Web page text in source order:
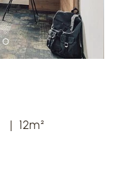
| 12m²